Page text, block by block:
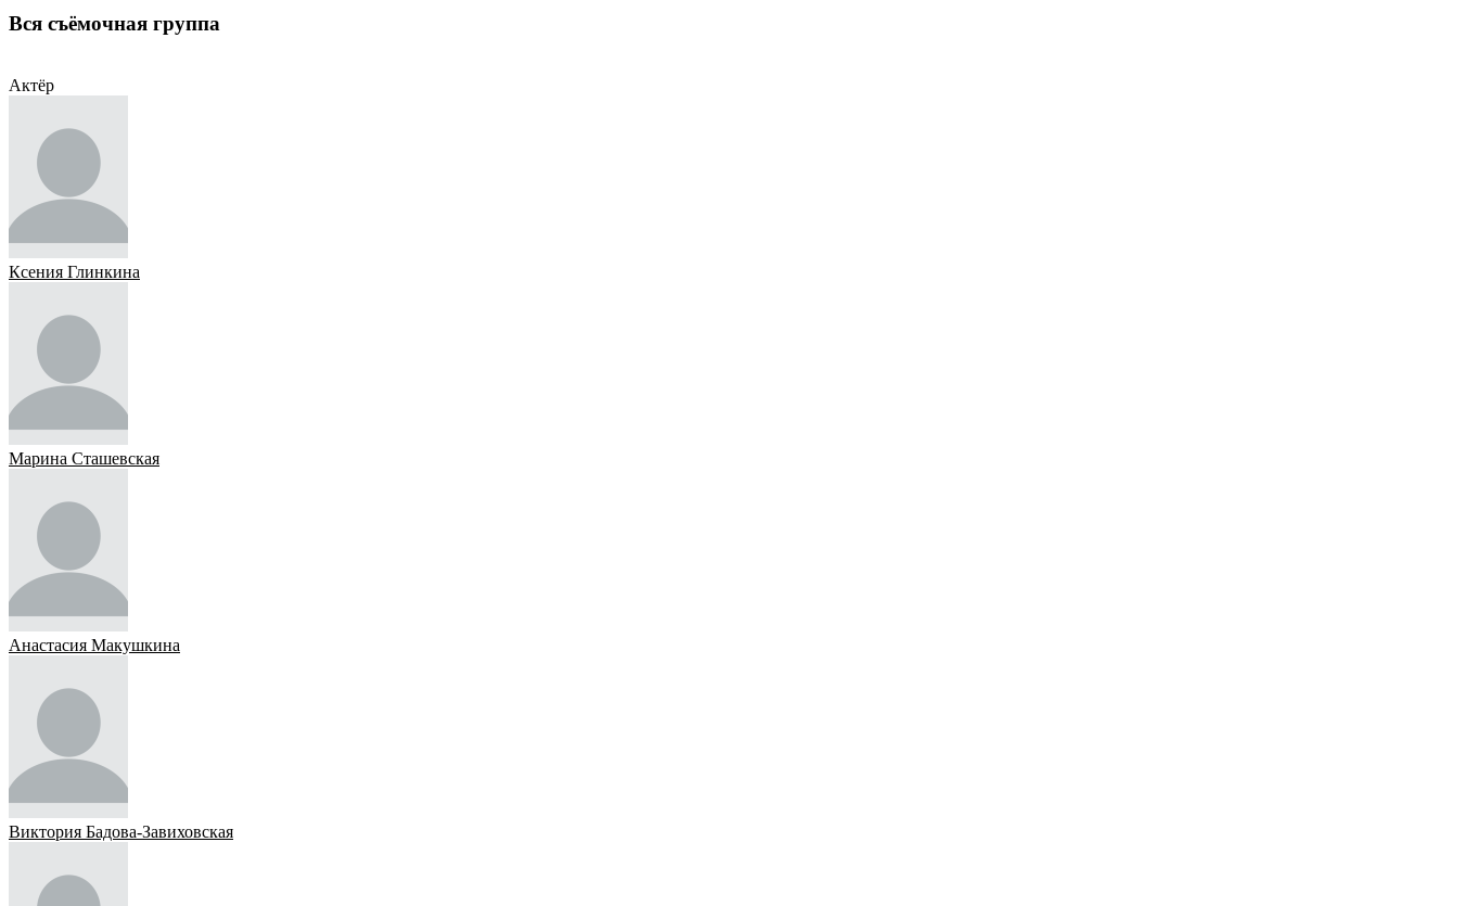
Вся съёмочная группа
Актёр
Ксения Глинкина
Марина Сташевская
Анастасия Макушкина
Виктория Бадова-Завиховская